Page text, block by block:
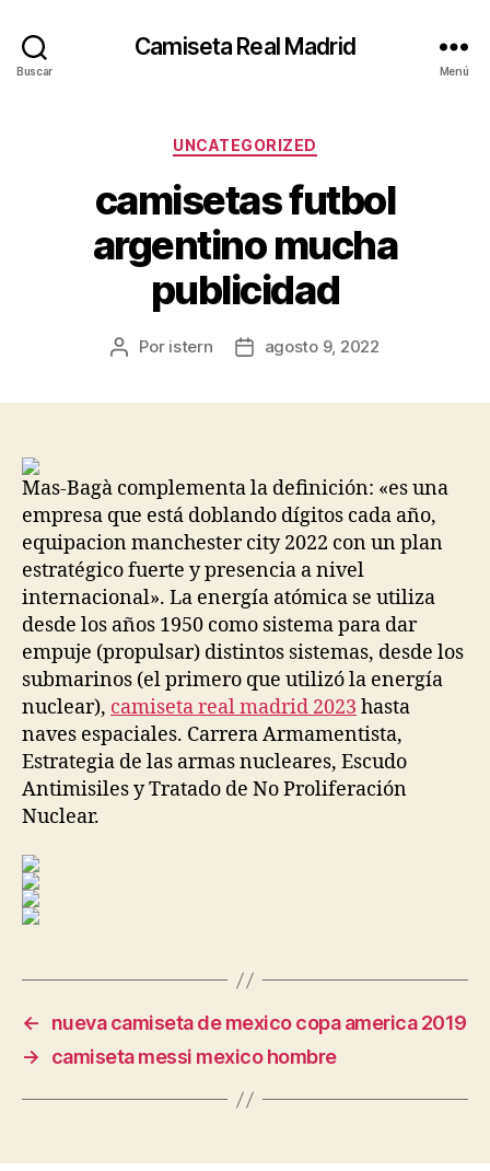
Buscar
Camiseta Real Madrid
Menú
Categorías
UNCATEGORIZED
camisetas futbol
argentino mucha
publicidad
Autor
Por istern
Fechaagosto 9, 2022
Mas-Bagà complementa la definición: «es una
empresa que está doblando dígitos cada año,
equipacion manchester city 2022 con un plan
estratégico fuerte y presencia a nivel
internacional». La energía atómica se utiliza
desde los años 1950 como sistema para dar
empuje (propulsar) distintos sistemas, desde los
submarinos (el primero que utilizó la energía
nuclear), camiseta real madrid 2023 hasta
naves espaciales. Carrera Armamentista,
Estrategia de las armas nucleares, Escudo
Antimisiles y Tratado de No Proliferación
Nuclear.
←
nueva camiseta de mexico copa america 2019
→
camiseta messi mexico hombre